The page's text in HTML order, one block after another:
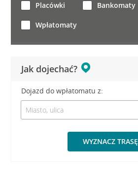
Jak dojechać?
Dojazd do wpłatomatu z:
WYZNACZ TRASĘ
Placówki Bankomaty
Wpłatomaty